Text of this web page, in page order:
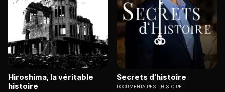
Hiroshima, la véritable
histoire
Secrets d'histoire
DOCUMENTAIRES HISTOIRE